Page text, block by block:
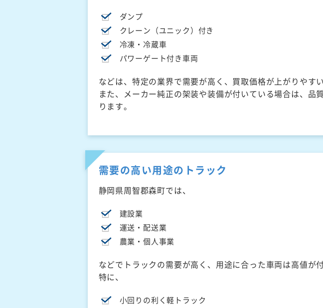
ダンプ
クレーン（ユニック）付き
冷凍・冷蔵車
パワーゲート付き車両
などは、特定の業界で需要が高く、買取価格が上がりやす
また、メーカー純正の架装や装備が付いている場合は、
ります。
需要の高い用途のトラック
静岡県周智郡森町では、
建設業
運送・配送業
農業・個人事業
などでトラックの需要が高く、用途に合った車両は高値が
特に、
小回りの利く軽トラック